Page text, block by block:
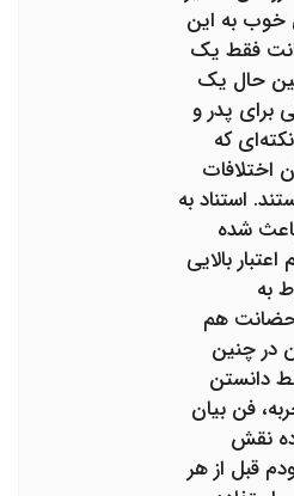
به این
فقط یک
حال یک
برای پدر و
که
اختلافات
استناد به
باعث شده
بالایی
به
هم
در چنین
دانستن
فن بیان
نقش
قبل از هر